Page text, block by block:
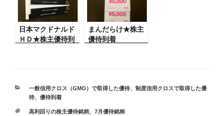
日本マクドナルド
ＨＤ★株主優待到
まんだらけ★株主
優待到着
カ
テ
リ
一般信用クロス（GMO）で取得した優待、 制度信用クロスで取得した優
待、 優待到着
タ
高利回りの株主優待銘柄、 7月優待銘柄